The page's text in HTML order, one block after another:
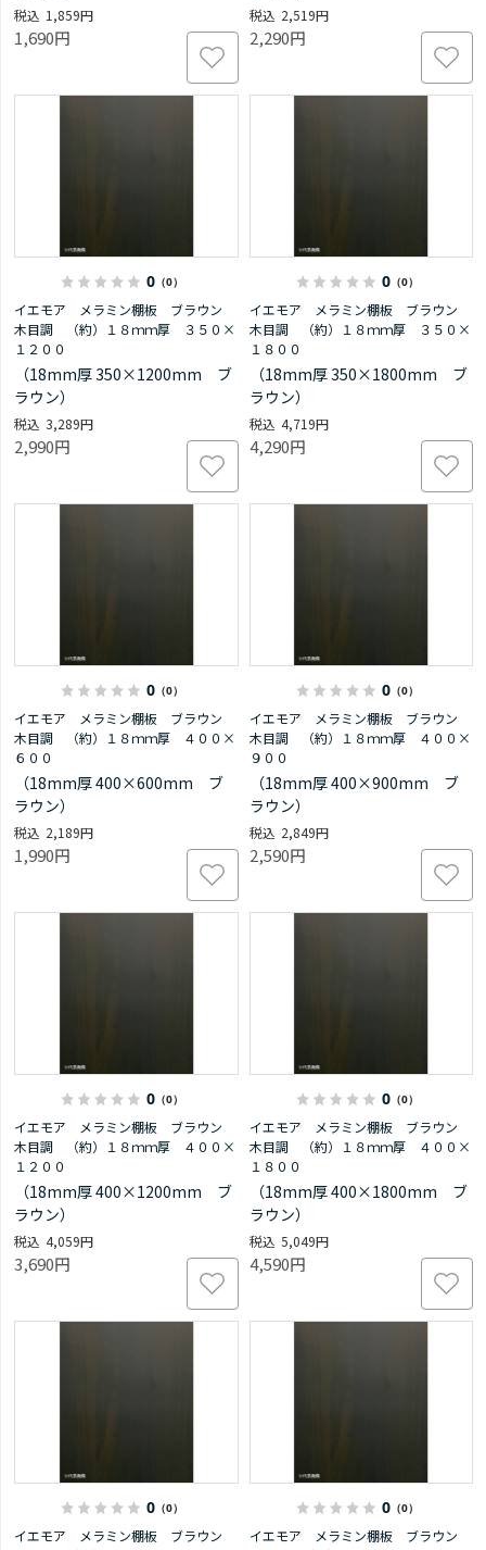
1,859円
1,690円
2,519円
2,290円
0 （0）
イエモア メラミン棚板 ブラウン
木目調 （約）１８ｍｍ厚 ３５０×
１２００
（18mm厚 350×1200mm ブ
ラウン）
3,289円
2,990円
0（0）
イエモア メラミン棚板 ブラウン
木目調 （約）１８ｍｍ厚 ３５０×
１８００
（18mm厚 350×1800mm ブ
ラウン）
4,719円
4,290円
0 （0）
イエモア メラミン棚板 ブラウン
木目調 （約）１８ｍｍ厚 ４００×
６００
（18mm厚 400×600mm ブ
ラウン）
2,189円
1,990円
0（0）
イエモア メラミン棚板 ブラウン
木目調 （約）１８ｍｍ厚 ４００×
９００
（18mm厚 400×900mm ブ
ラウン）
2,849円
2,590円
0 （0）
イエモア メラミン棚板 ブラウン
木目調 （約）１８ｍｍ厚 ４００×
１２００
（18mm厚 400×1200mm ブ
ラウン）
4,059円
3,690円
0（0）
イエモア メラミン棚板 ブラウン
木目調 （約）１８ｍｍ厚 ４００×
１８００
（18mm厚 400×1800mm ブ
ラウン）
5,049円
4,590円
0 （0）
イエモア メラミン棚板 ブラウン
0（0）
イエモア メラミン棚板 ブラウン